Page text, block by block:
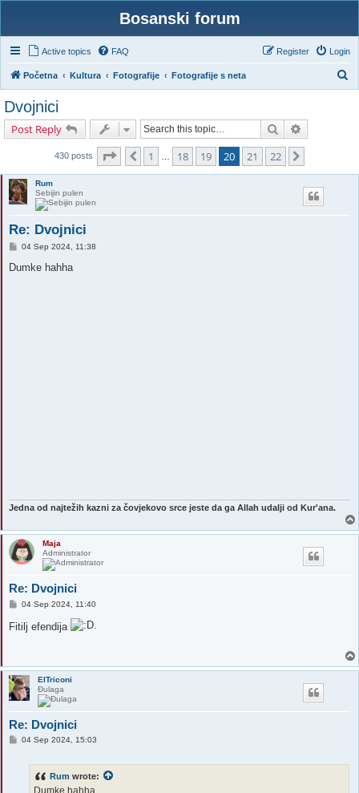
Bosanski forum
Active topics FAQ Login
Register
Početna Kultura Fotografije Fotografije s neta
Dvojnici
Post Reply Search
430 posts Page 20 of22
Previous
1 18 19 20 21 22
Rum
Sebijin pulen
Re: Dvojnici
P
s
04 Sep 2024, 11:38
Dumke hahha
Jedna od najtežih kazni za čovjekovo srce jeste da ga Allah udalji od Kur'ana.
Maja
Administrator
Re: Dvojnici
P
s
t
04 Sep 2024, 11:40
Fitilj efendija
ElTriconi
Đulaga
Re: Dvojnici
P04 Sep 2024, 15:03
Rum wrote:
Dumke hahha